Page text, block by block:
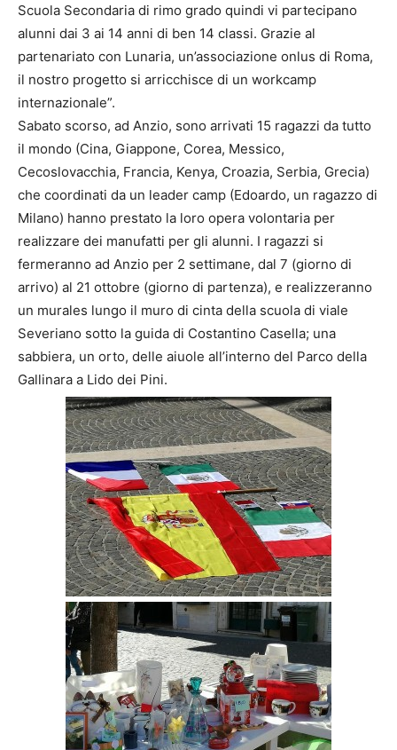
Scuola Secondaria di rimo grado quindi vi partecipano
alunni dai 3 ai 14 anni di ben 14 classi. Grazie al
partenariato con Lunaria, un’associazione onlus di Roma,
il nostro progetto si arricchisce di un workcamp
internazionale”.
Sabato scorso, ad Anzio, sono arrivati 15 ragazzi da tutto
il mondo (Cina, Giappone, Corea, Messico,
Cecoslovacchia, Francia, Kenya, Croazia, Serbia, Grecia)
che coordinati da un leader camp (Edoardo, un ragazzo di
Milano) hanno prestato la loro opera volontaria per
realizzare dei manufatti per gli alunni. I ragazzi si
fermeranno ad Anzio per 2 settimane, dal 7 (giorno di
arrivo) al 21 ottobre (giorno di partenza), e realizzeranno
un murales lungo il muro di cinta della scuola di viale
Severiano sotto la guida di Costantino Casella; una
sabbiera, un orto, delle aiuole all’interno del Parco della
Gallinara a Lido dei Pini.